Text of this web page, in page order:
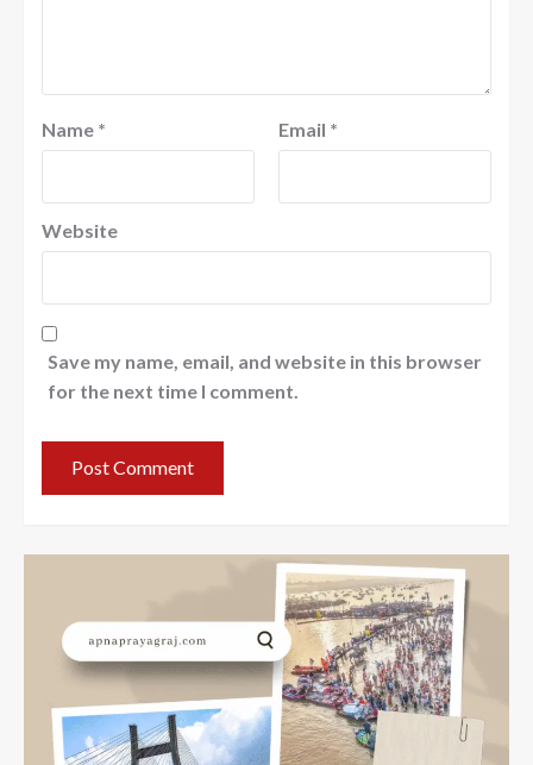
Name * Email *
Website
Save my name, email, and website in this browser
for the next time I comment.